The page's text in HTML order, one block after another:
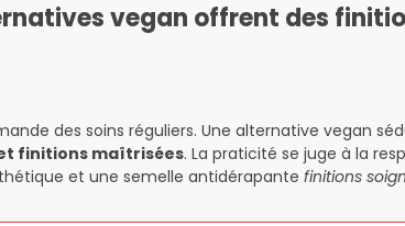
vegan offrent des
des soins réguliers. Une alternative vegan
finitions maîtrisées. La praticité se juge à la
et une semelle antidérapante finitions